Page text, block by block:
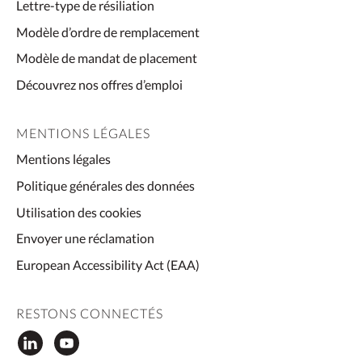
Lettre-type de résiliation
Modèle d’ordre de remplacement
Modèle de mandat de placement
Découvrez nos offres d’emploi
MENTIONS LÉGALES
Mentions légales
Politique générales des données
Utilisation des cookies
Envoyer une réclamation
European Accessibility Act (EAA)
RESTONS CONNECTÉS